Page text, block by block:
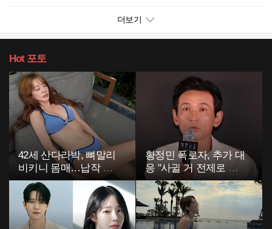
더보기
Hot포토
42세 산다라박, 뼈말리
비키니 몸매…납작 복
부에 깜짝
황정민 폭로자, 추가 대
응 "사귈 거 전제로 하
고…"